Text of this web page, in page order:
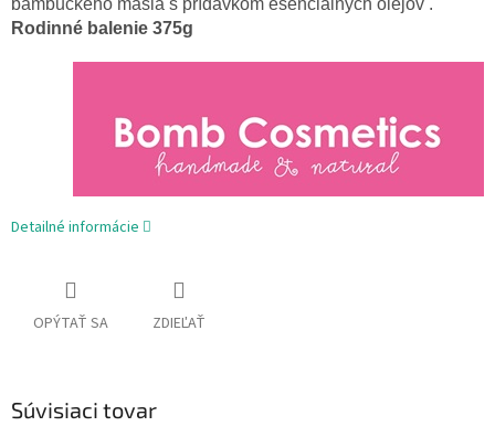
bambuckého masla s prídavkom esenciálnych olejov .
Rodinné balenie 375g
Detailné informácie
OPÝTAŤ SA ZDIEĽAŤ
Súvisiaci tovar